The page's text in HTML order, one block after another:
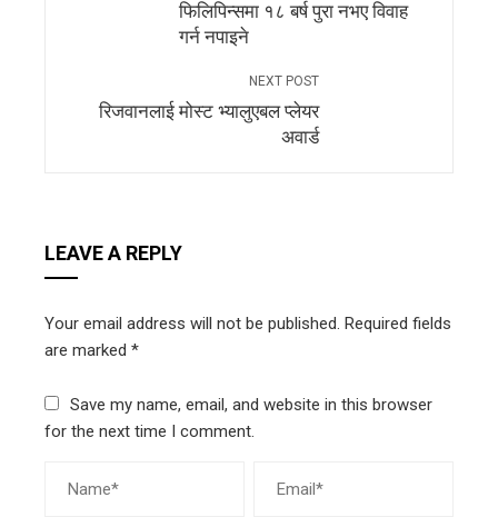
फिलिपिन्समा १८ बर्ष पुरा नभए विवाह
गर्न नपाइने
NEXT POST
रिजवानलाई मोस्ट भ्यालुएबल प्लेयर
अवार्ड
LEAVE A REPLY
Your email address will not be published. Required fields
are marked *
Save my name, email, and website in this browser
for the next time I comment.